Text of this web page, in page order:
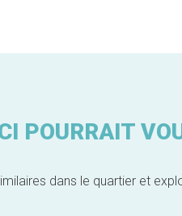
POURRAIT
dans le quartier et